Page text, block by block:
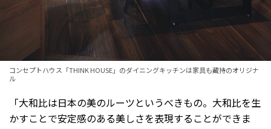
コンセプトハウス「THINK HOUSE」のダイニングキッチンは家具も藏持のオリジナ
ル
「大和比は日本の美のルーツというべきもの。大和比を生
かすことで安定感のある美しさを表現することができま